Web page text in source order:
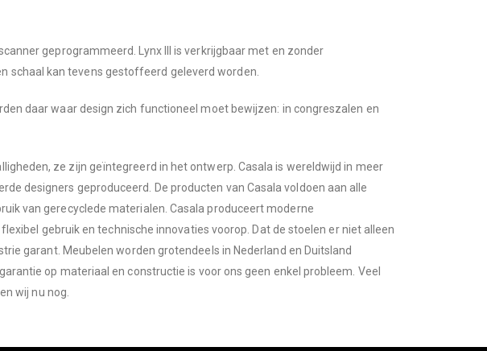
geprogrammeerd. Lynx III is verkrijgbaar met en zonder
schaal kan tevens gestoffeerd geleverd worden.
daar waar design zich functioneel moet bewijzen: in congreszalen en
ze zijn geïntegreerd in het ontwerp. Casala is wereldwijd in meer
designers geproduceerd. De producten van Casala voldoen aan alle
van gerecyclede materialen. Casala produceert moderne
gebruik en technische innovaties voorop. Dat de stoelen er niet alleen
garant. Meubelen worden grotendeels in Nederland en Duitsland
op materiaal en constructie is voor ons geen enkel probleem. Veel
wij nu nog.